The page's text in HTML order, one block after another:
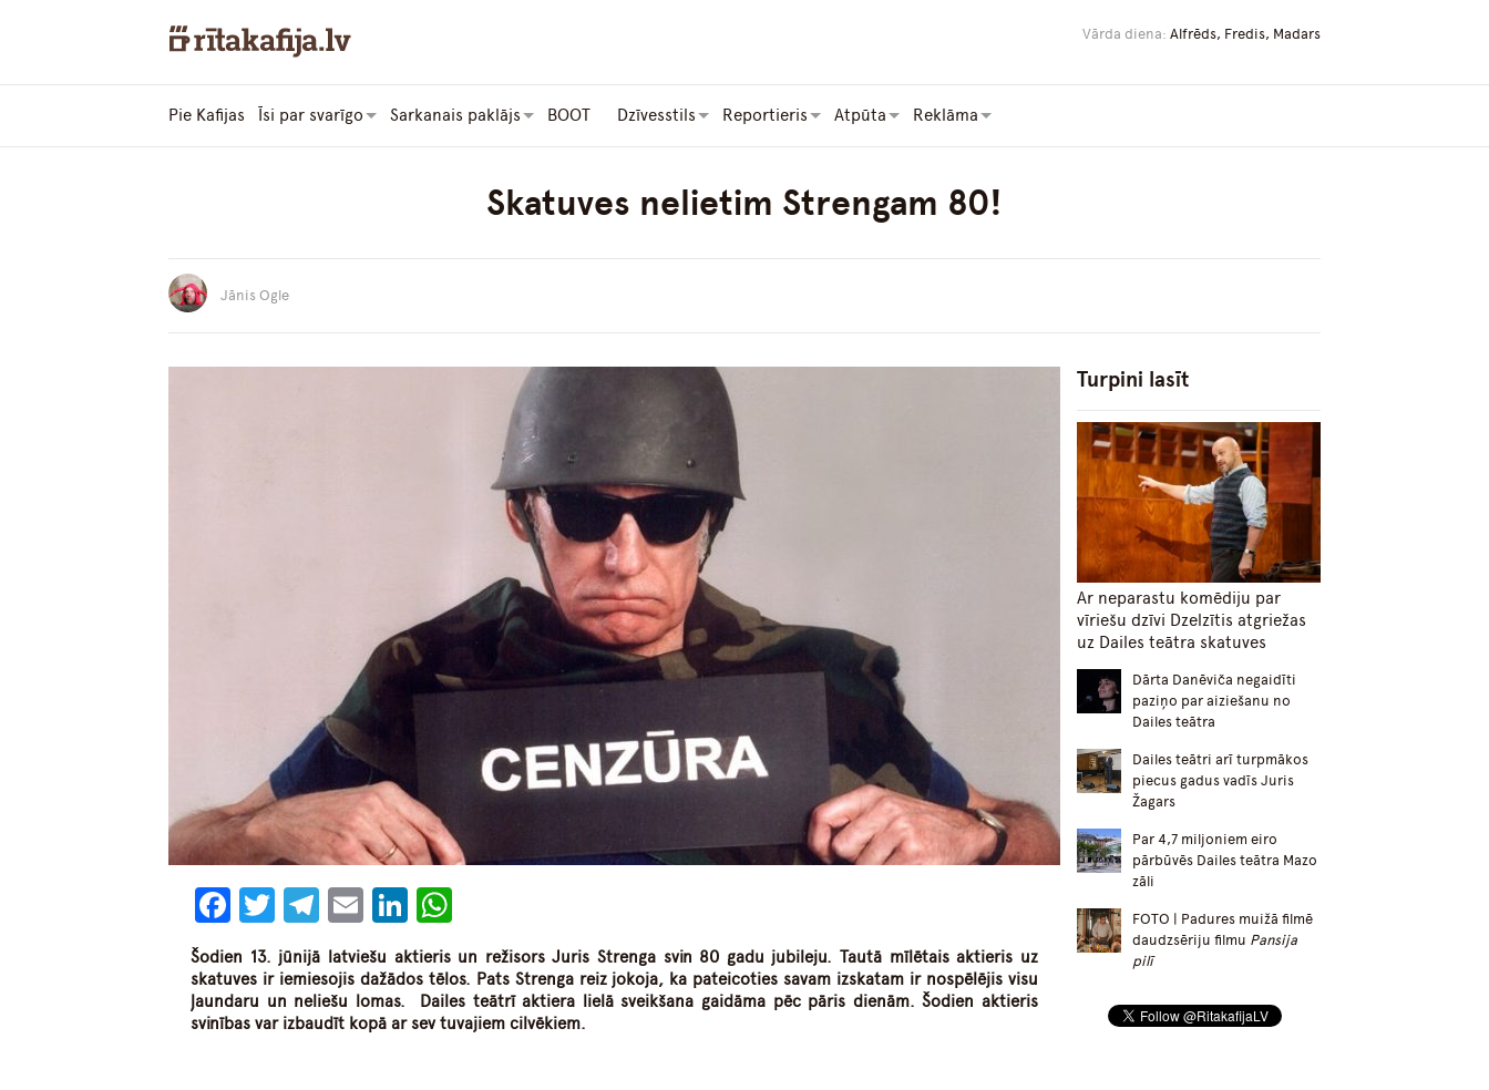
Vārda diena: Alfrēds, Fredis, Madars
Pie Kafijas Īsi par svarīgo Sarkanais paklājs BOOT Dzīvesstils Reportieris Atpūta Reklāma
Skatuves nelietim Strengam 80!
Jānis Ogle
Facebook
Twitter
Telegram
EmailLinkedIn
Šodien 13. jūnijā latviešu aktieris un režisors Juris Strenga svin 80 gadu jubileju. Tautā mīlētais aktieris uz
skatuves ir iemiesojis dažādos tēlos. Pats Strenga reiz jokoja, ka pateicoties savam izskatam ir nospēlējis visu
ļaundaru un neliešu lomas. Dailes teātrī aktiera lielā sveikšana gaidāma pēc pāris dienām. Šodien aktieris
svinības var izbaudīt kopā ar sev tuvajiem cilvēkiem.
Turpini lasīt
Ar neparastu komēdiju par
vīriešu dzīvi Dzelzītis atgriežas
uz Dailes teātra skatuves
Dārta Danēviča negaidīti
paziņo par aiziešanu no
Dailes teātra
Dailes teātri arī turpmākos
piecus gadus vadīs Juris
Žagars
Par 4,7 miljoniem eiro
pārbūvēs Dailes teātra Mazo
zāli
FOTO | Padures muižā filmē
daudzsēriju filmu Pansija
pilī